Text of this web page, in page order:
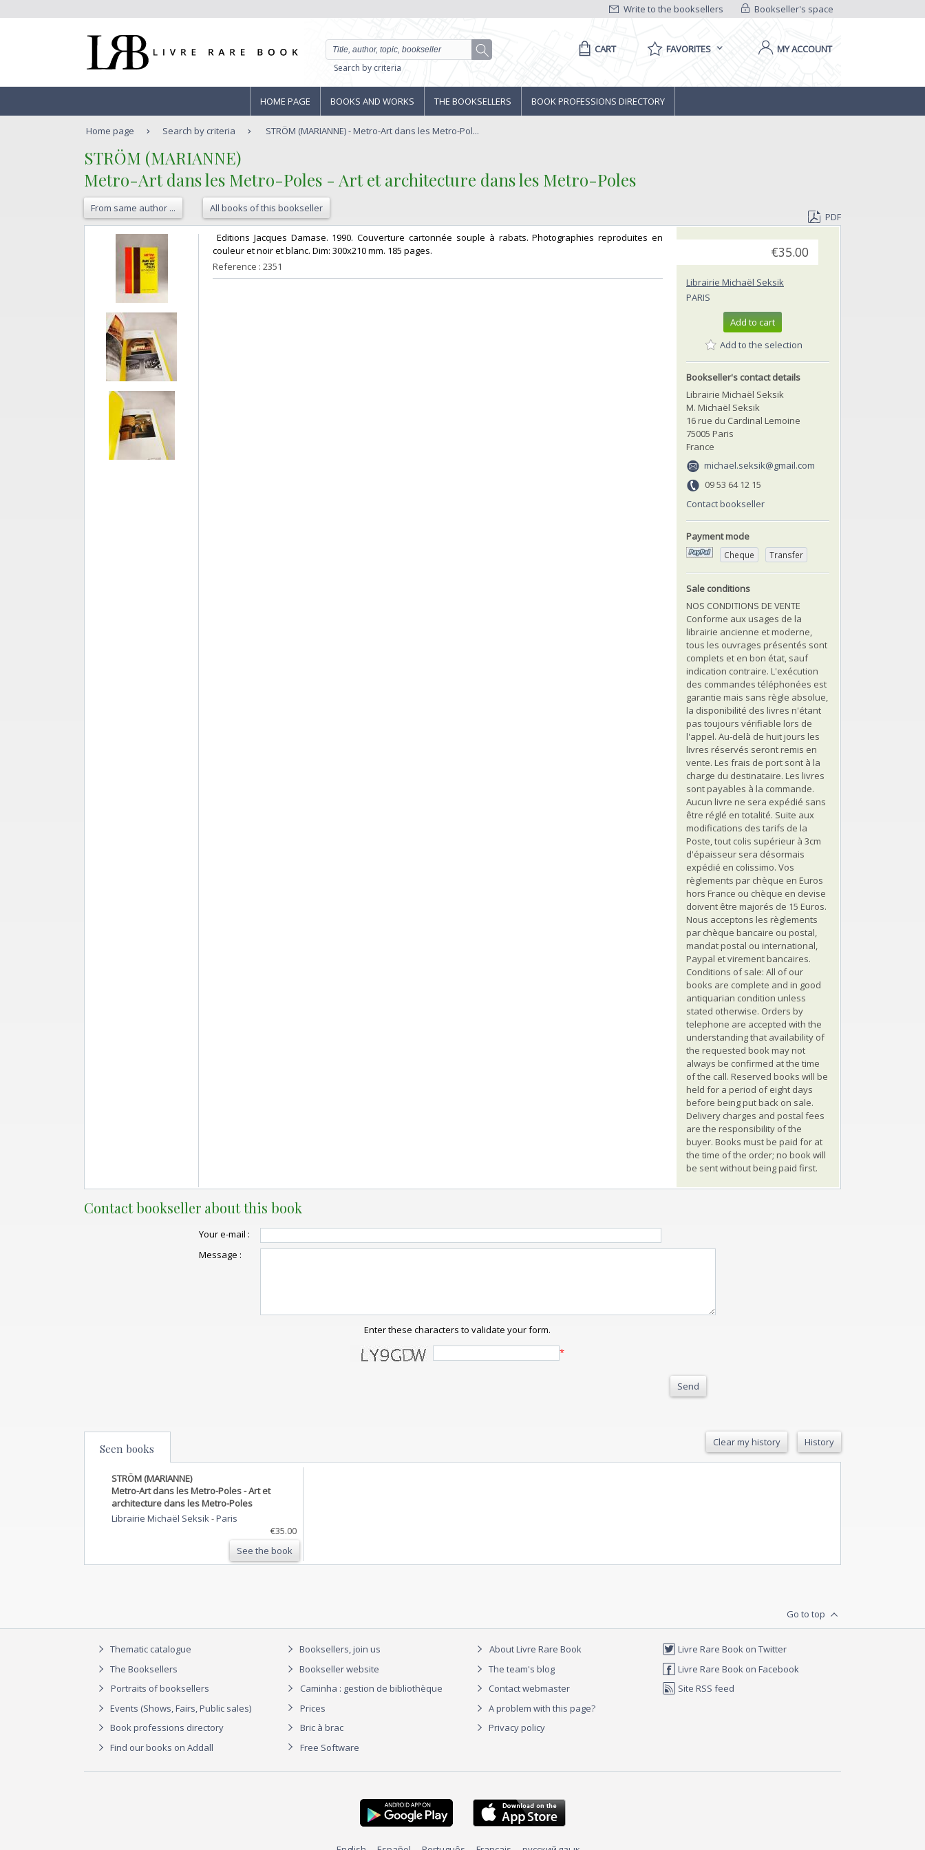
Bookseller's space
Write to the booksellers
Search by criteria
CART FAVORITES MY ACCOUNT
HOME PAGE BOOKS AND WORKS THE BOOKSELLERS BOOK PROFESSIONS DIRECTORY
Home page Search by criteria STRÖM (MARIANNE) - Metro-Art dans les Metro-Pol...
‎STRÖM (MARIANNE)‎
‎Metro-Art dans les Metro-Poles - Art et architecture dans les Metro-Poles‎
From same author ... All books of this bookseller
PDF
‎ Editions Jacques Damase. 1990. Couverture cartonnée souple à rabats. Photographies reproduites en
couleur et noir et blanc. Dim: 300x210 mm. 185 pages.‎
Reference : 2351
€35.00
Librairie Michaël Seksik
PARIS
Add to cart
Add to the selection
Bookseller's contact details
Librairie Michaël Seksik
M. Michaël Seksik
16 rue du Cardinal Lemoine
75005 Paris
France
michael.seksik@gmail.com
09 53 64 12 15
Contact bookseller
Payment mode
Cheque Transfer
Sale conditions
NOS CONDITIONS DE VENTE
Conforme aux usages de la
librairie ancienne et moderne,
tous les ouvrages présentés sont
complets et en bon état, sauf
indication contraire. L'exécution
des commandes téléphonées est
garantie mais sans règle absolue,
la disponibilité des livres n'étant
pas toujours vérifiable lors de
l'appel. Au-delà de huit jours les
livres réservés seront remis en
vente. Les frais de port sont à la
charge du destinataire. Les livres
sont payables à la commande.
Aucun livre ne sera expédié sans
être réglé en totalité. Suite aux
modifications des tarifs de la
Poste, tout colis supérieur à 3cm
d'épaisseur sera désormais
expédié en colissimo. Vos
règlements par chèque en Euros
hors France ou chèque en devise
doivent être majorés de 15 Euros.
Nous acceptons les règlements
par chèque bancaire ou postal,
mandat postal ou international,
Paypal et virement bancaires.
Conditions of sale: All of our
books are complete and in good
antiquarian condition unless
stated otherwise. Orders by
telephone are accepted with the
understanding that availability of
the requested book may not
always be confirmed at the time
of the call. Reserved books will be
held for a period of eight days
before being put back on sale.
Delivery charges and postal fees
are the responsibility of the
buyer. Books must be paid for at
the time of the order; no book will
be sent without being paid first.
Contact bookseller about this book
Your e-mail :
Message :
Enter these characters to validate your form.
*
Send
Seen books Clear my history History
STRÖM (MARIANNE)
Metro-Art dans les Metro-Poles - Art et
architecture dans les Metro-Poles
Librairie Michaël Seksik -Paris
€35.00
See the book
Go to top
Thematic catalogue
The Booksellers
Portraits of booksellers
Events (Shows, Fairs, Public sales)
Book professions directory
Find our books on Addall
Booksellers, join us
Bookseller website
Caminha : gestion de bibliothèque
Prices
Bric à brac
Free Software
About Livre Rare Book
The team's blog
Contact webmaster
A problem with this page?
Privacy policy
Livre Rare Book on Twitter
Livre Rare Book on Facebook
Site RSS feed